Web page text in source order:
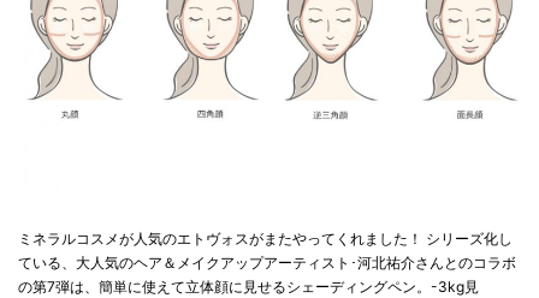
ミネラルコスメが人気のエトヴォスがまたやってくれました！ シリーズ化し
ている、大人気のヘア＆メイクアップアーティスト･河北祐介さんとのコラボ
の第7弾は、簡単に使えて立体顔に見せるシェーディングペン。-3kg見